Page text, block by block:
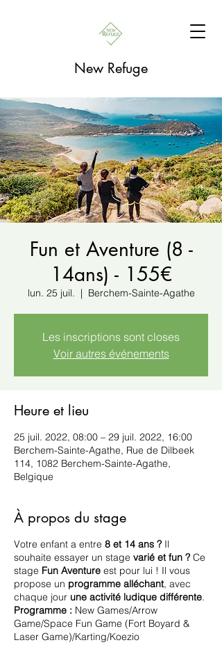
New Refuge
Fun et Aventure (8 -
14ans) - 155€
lun. 25 juil.
  |
Berchem-Sainte-Agathe
Les inscriptions sont closes
Voir autres événements
Heure et lieu
25 juil. 2022, 08:00 – 29 juil. 2022, 16:00
Berchem-Sainte-Agathe, Rue de Dilbeek
114, 1082 Berchem-Sainte-Agathe,
Belgique
À propos du stage
Votre enfant a entre 8 et 14 ans ?Il
souhaite essayer un stage varié et fun ?Ce
stage Fun Aventure est pour lui ! Il vous
propose un programme alléchant, avec
chaque jour une activité ludique différente.
Programme : New Games/Arrow
Game/Space Fun Game (Fort Boyard &
Laser Game)/Karting/Koezio